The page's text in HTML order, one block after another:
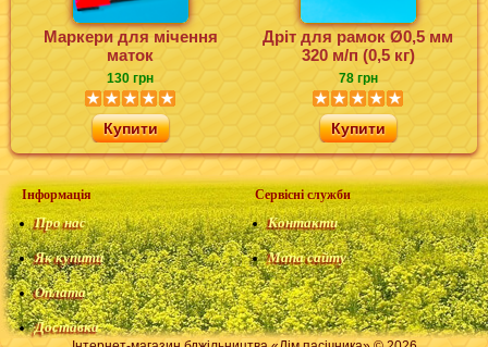
Маркери для мічення
маток
130 грн
Купити
Дріт для рамок Ø0,5 мм
320 м/п (0,5 кг)
78 грн
Купити
Інформація
Про нас
Як купити
Оплата
Доставка
Сервісні служби
Контакти
Мапа сайту